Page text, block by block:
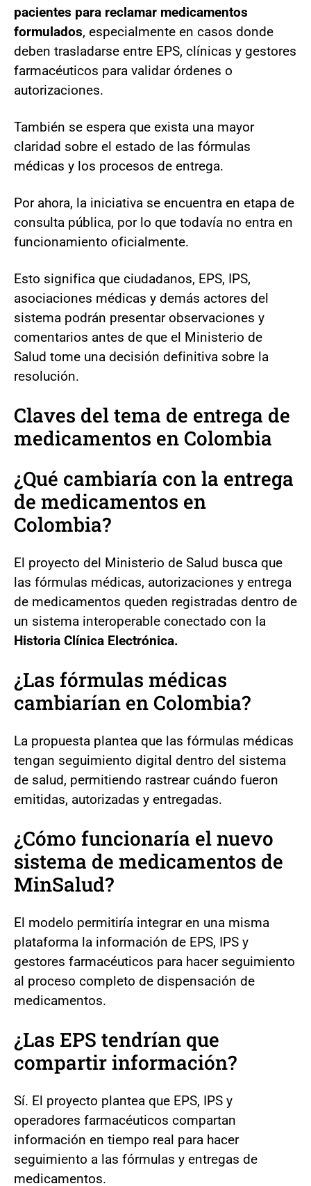
pacientes para reclamar medicamentos
formulados, especialmente en casos donde
deben trasladarse entre EPS, clínicas y gestores
farmacéuticos para validar órdenes o
autorizaciones.
También se espera que exista una mayor
claridad sobre el estado de las fórmulas
médicas y los procesos de entrega.
Por ahora, la iniciativa se encuentra en etapa de
consulta pública, por lo que todavía no entra en
funcionamiento oficialmente.
Esto significa que ciudadanos, EPS, IPS,
asociaciones médicas y demás actores del
sistema podrán presentar observaciones y
comentarios antes de que el Ministerio de
Salud tome una decisión definitiva sobre la
resolución.
Claves del tema de entrega de
medicamentos en Colombia
¿Qué cambiaría con la entrega
de medicamentos en
Colombia?
El proyecto del Ministerio de Salud busca que
las fórmulas médicas, autorizaciones y entrega
de medicamentos queden registradas dentro de
un sistema interoperable conectado con la
Historia Clínica Electrónica.
¿Las fórmulas médicas
cambiarían en Colombia?
La propuesta plantea que las fórmulas médicas
tengan seguimiento digital dentro del sistema
de salud, permitiendo rastrear cuándo fueron
emitidas, autorizadas y entregadas.
¿Cómo funcionaría el nuevo
sistema de medicamentos de
MinSalud?
El modelo permitiría integrar en una misma
plataforma la información de EPS, IPS y
gestores farmacéuticos para hacer seguimiento
al proceso completo de dispensación de
medicamentos.
¿Las EPS tendrían que
compartir información?
Sí. El proyecto plantea que EPS, IPS y
operadores farmacéuticos compartan
información en tiempo real para hacer
seguimiento a las fórmulas y entregas de
medicamentos.